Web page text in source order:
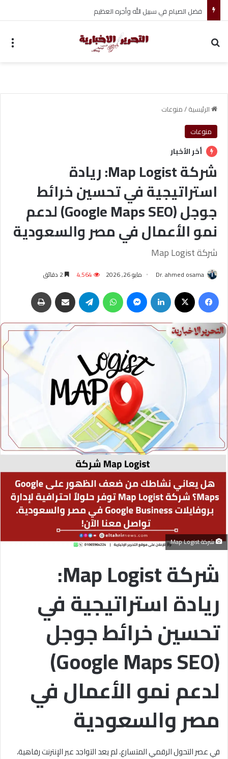
فضل الصيام في سبيل الله وأجره العظيم
الرئيسية/منوعات
منوعات
أخر الأخبار
شركة Map Logist: ريادة
استراتيجية في تحسين خرائط
جوجل (Google Maps SEO) لدعم
نمو الأعمال في مصر والسعودية
شركة Map Logist
Dr. ahmed osama مايو 26, 2026 4٬564
شركة Map Logist
شركة Map Logist:
ريادة استراتيجية في
تحسين خرائط جوجل
(Google Maps SEO)
لدعم نمو الأعمال في
مصر والسعودية
في عصر التحول الرقمي المتسارع، لم يعد التواجد عبر الإنترنت رفاهية،